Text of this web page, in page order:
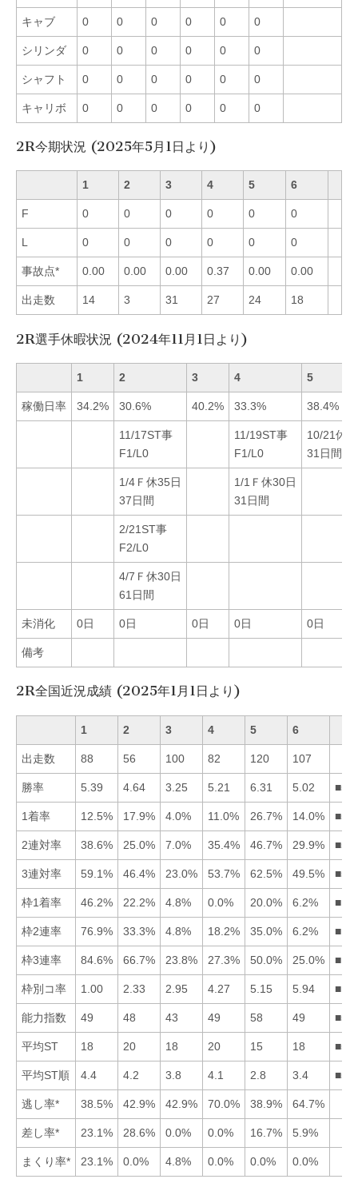
キャブ 0 0 0 0 0 0
シリンダ 0 0 0 0 0 0
シャフト 0 0 0 0 0 0
キャリボ 0 0 0 0 0 0
2R今期状況 (2025年5月1日より)
1 2 3 4 5 6
F 0 0 0 0 0 0
L 0 0 0 0 0 0
事故点* 0.00 0.00 0.00 0.37 0.00 0.00
出走数 14 3 31 27 24 18
2R選手休暇状況 (2024年11月1日より)
1 2 3 4 5
稼働日率 34.2% 30.6% 40.2% 33.3% 38.4%
11/17ST事
F1/L0
11/19ST事
F1/L0
10/21休暇
31日間
1/4Ｆ休35日
37日間
1/1Ｆ休30日
31日間
2/21ST事
F2/L0
4/7Ｆ休30日
61日間
未消化 0日 0日 0日 0日 0日
備考
2R全国近況成績 (2025年1月1日より)
1 2 3 4 5 6
出走数 88 56 100 82 120 107
勝率 5.39 4.64 3.25 5.21 6.31 5.02
1着率 12.5% 17.9% 4.0% 11.0% 26.7% 14.0%
2連対率 38.6% 25.0% 7.0% 35.4% 46.7% 29.9%
3連対率 59.1% 46.4% 23.0% 53.7% 62.5% 49.5%
枠1着率 46.2% 22.2% 4.8% 0.0% 20.0% 6.2%
枠2連率 76.9% 33.3% 4.8% 18.2% 35.0% 6.2%
枠3連率 84.6% 66.7% 23.8% 27.3% 50.0% 25.0%
枠別コ率 1.00 2.33 2.95 4.27 5.15 5.94
能力指数 49 48 43 49 58 49
平均ST 18 20 18 20 15 18
平均ST順 4.4 4.2 3.8 4.1 2.8 3.4
逃し率* 38.5% 42.9% 42.9% 70.0% 38.9% 64.7%
差し率* 23.1% 28.6% 0.0% 0.0% 16.7% 5.9%
まくり率* 23.1% 0.0% 4.8% 0.0% 0.0% 0.0%